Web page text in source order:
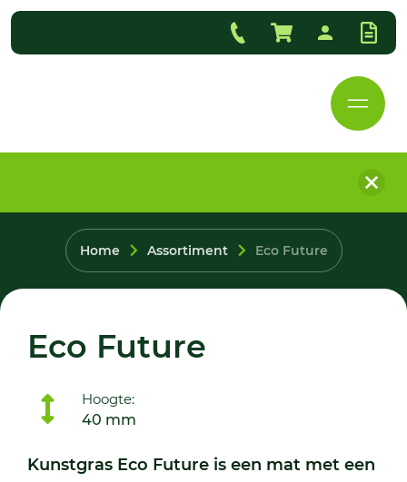
Home Assortiment Eco Future
Eco Future
Hoogte:
40 mm
Kunstgras Eco Future is een mat met een